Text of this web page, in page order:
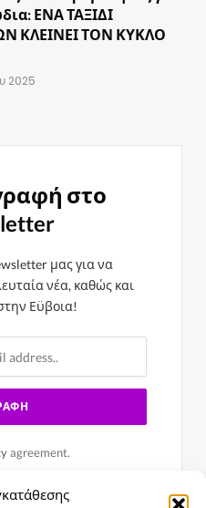
ΕΝΑ ΤΑΞΙΔΙ
ΚΛΕΙΝΕΙ ΤΟΝ ΚΥΚΛΟ
2025
στο
μας για να
νέα, καθώς και
Εϋβοια!
agreement.